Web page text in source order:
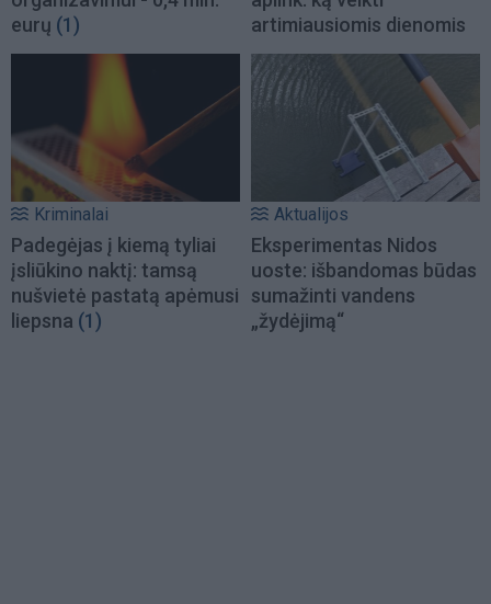
eurų (1)
artimiausiomis dienomis
Kriminalai
Padegėjas į kiemą tyliai
įsliūkino naktį: tamsą
nušvietė pastatą apėmusi
liepsna (1)
Aktualijos
Eksperimentas Nidos
uoste: išbandomas būdas
sumažinti vandens
„žydėjimą“